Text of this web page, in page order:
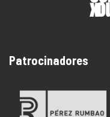
Patrocinadores